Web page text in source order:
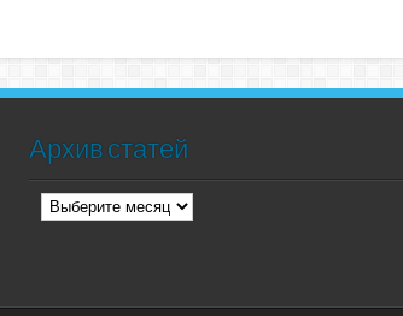
Архив статей
Архив
статей